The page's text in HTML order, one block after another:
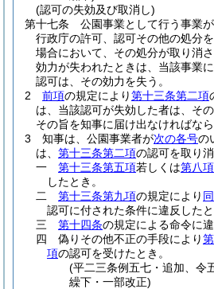
(認可の失効及び取消し)
第十七条
公園事業として行う事業
行政庁の許可、認可その他の処分
場合において、その処分が取り消
効力が失われたときは、当該事業
認可は、その効力を失う。
2
前項の規定により第十三条第二項
は、当該認可が失効した者は、そ
その旨を知事に届け出なければなら
3
知事は、公園事業者が次の各号の
は、 第十三条第二項の認可を取り
一
第十三条第五項若しくは第八項
したとき。
二
第十三条第九項の規定により
認可に付された条件に違反したと
三
第十四条の規定による命令に違
四
偽りその他不正の手段により
項の認可を受けたとき。
(平二三条例五七・追加、令
繰下・一部改正)